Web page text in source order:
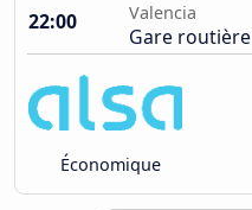
22:00
Valencia
Gare routière
Économique